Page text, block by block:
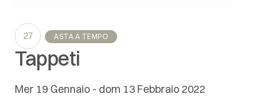
27 ASTA A TEMPO
Tappeti
mer 19 Gennaio - dom 13 Febbraio 2022